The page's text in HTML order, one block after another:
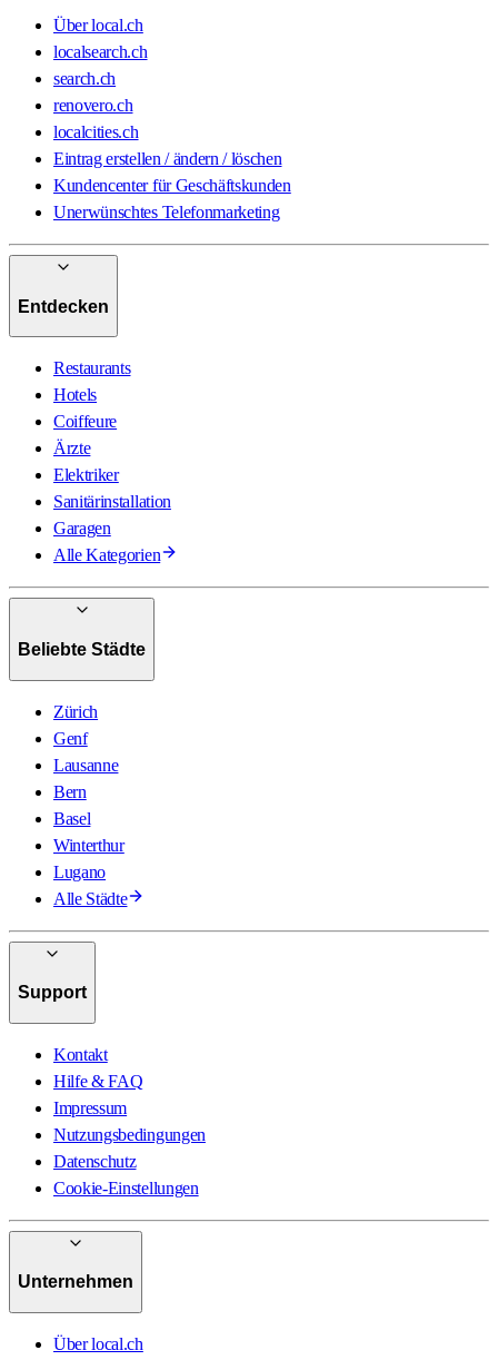
Über local.ch
localsearch.ch
search.ch
renovero.ch
localcities.ch
Eintrag erstellen / ändern / löschen
Kundencenter für Geschäftskunden
Unerwünschtes Telefonmarketing
Entdecken
Restaurants
Hotels
Coiffeure
Ärzte
Elektriker
Sanitärinstallation
Garagen
Alle Kategorien
Beliebte Städte
Zürich
Genf
Lausanne
Bern
Basel
Winterthur
Lugano
Alle Städte
Support
Kontakt
Hilfe & FAQ
Impressum
Nutzungsbedingungen
Datenschutz
Cookie-Einstellungen
Unternehmen
Über local.ch